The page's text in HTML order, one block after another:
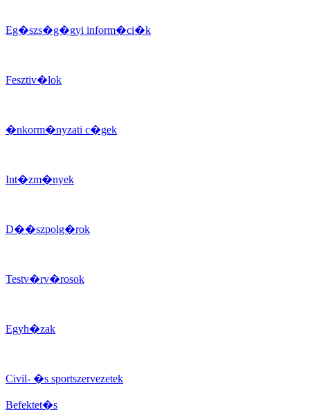
Eg�szs�g�gyi inform�ci�k
Fesztiv�lok
�nkorm�nyzati c�gek
Int�zm�nyek
D��szpolg�rok
Testv�rv�rosok
Egyh�zak
Civil- �s sportszervezetek
Befektet�s